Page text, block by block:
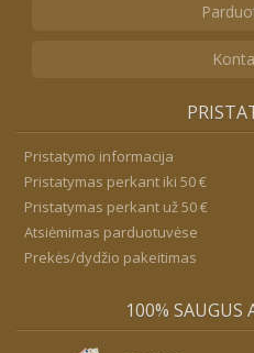
Pristatymo informacija
Pristatymas perkant iki 50 €
Pristatymas perkant už 50 €
Atsiėmimas parduotuvėse
Prekės/dydžio pakeitimas
100% SAUGUS